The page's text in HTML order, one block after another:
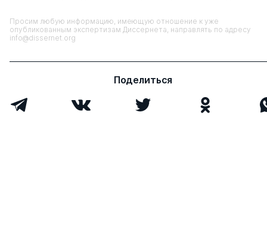
Просим любую информацию, имеющую отношение к уже
опубликованным экспертизам Диссернета, направлять по адресу
info@dissernet.org
Поделиться